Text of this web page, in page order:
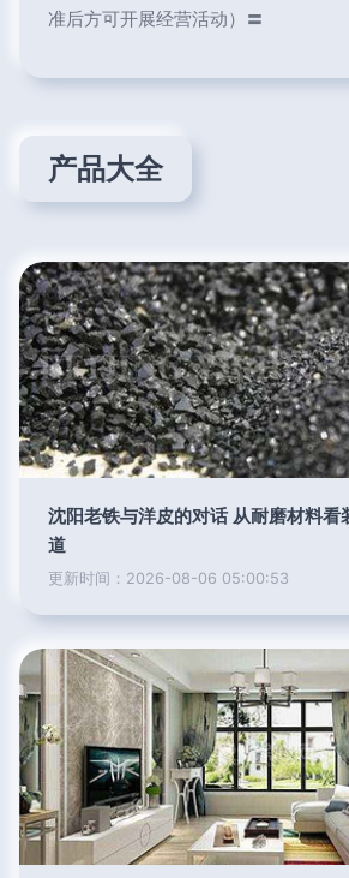
准后方可开展经营活动）〓
产品大全
沈阳老铁与洋皮的对话 从耐磨材料看
道
更新时间：2026-08-06 05:00:53